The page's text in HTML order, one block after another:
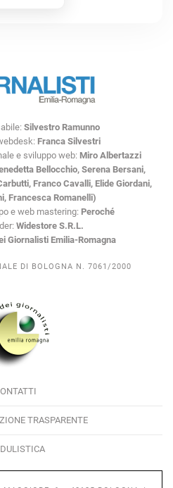
Silvestro Ramunno
Franca Silvestri
e sviluppo web: Miro Albertazzi
Bellocchio, Serena Bersani,
Franco Cavalli, Elide Giordani,
Francesca Romanelli)
e web mastering: Peroché
Widestore S.R.L.
Giornalisti Emilia-Romagna
DI BOLOGNA N. 7061/2000
TRASPARENTE